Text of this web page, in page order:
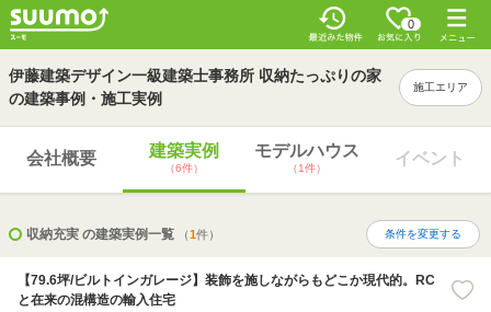
0
伊藤建築デザイン一級建築士事務所 収納たっぷりの家
の建築事例・施工実例
施工エリア
会社概要 建築実例
（6件）
モデルハウス
（1件）
イベント
収納充実 の建築実例一覧 （1件） 条件を変更する
【79.6坪/ビルトインガレージ】装飾を施しながらもどこか現代的。RC
と在来の混構造の輸入住宅